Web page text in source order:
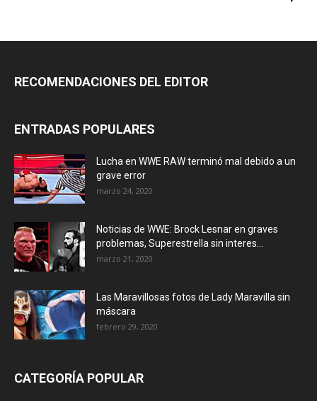
RECOMENDACIONES DEL EDITOR
ENTRADAS POPULARES
Lucha en WWE RAW terminó mal debido a un
grave error
marzo 24, 2020
Noticias de WWE: Brock Lesnar en graves
problemas, Superestrella sin interes...
marzo 21, 2020
Las Maravillosas fotos de Lady Maravilla sin
máscara
febrero 29, 2020
CATEGORÍA POPULAR